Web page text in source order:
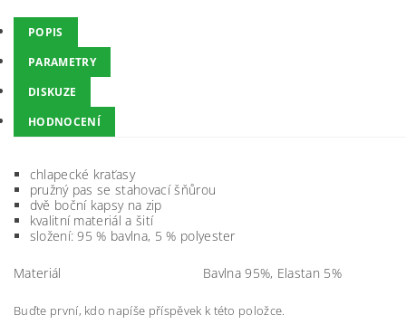
POPIS
PARAMETRY
DISKUZE
HODNOCENÍ
chlapecké kraťasy
pružný pas se stahovací šňůrou
dvě boční kapsy na zip
kvalitní materiál a šití
složení: 95 % bavlna, 5 % polyester
Materiál Bavlna 95%, Elastan 5%
Buďte první, kdo napíše příspěvek k této položce.